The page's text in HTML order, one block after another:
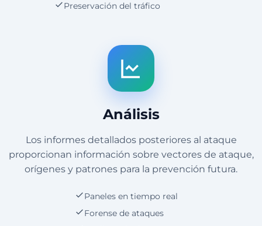
Preservación del tráfico
Análisis
Los informes detallados posteriores al ataque
proporcionan información sobre vectores de ataque,
orígenes y patrones para la prevención futura.
Paneles en tiempo real
Forense de ataques